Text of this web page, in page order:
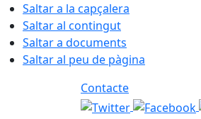
Saltar a la capçalera
Saltar al contingut
Saltar a documents
Saltar al peu de pàgina
Contacte